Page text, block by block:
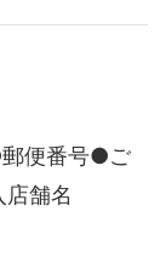
便番号●ご
舗名